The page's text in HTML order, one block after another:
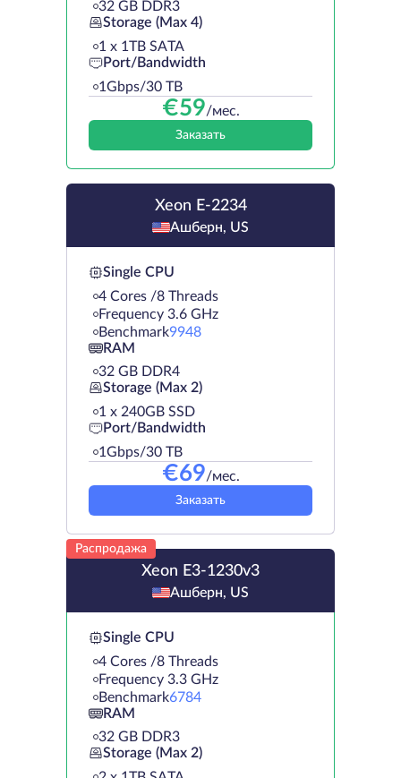
32 GB DDR3
Storage (Max 4)
1 х 1TB SATA
Port/Bandwidth
1Gbps/30 TB
€59/мес.
Заказать
Xeon E-2234
Ашберн, US
Single CPU
4 Cores /8 Threads
Frequency 3.6 GHz
Benchmark9948
RAM
32 GB DDR4
Storage (Max 2)
1 х 240GB SSD
Port/Bandwidth
1Gbps/30 TB
€69/мес.
Заказать
Распродажа
Xeon E3-1230v3
Ашберн, US
Single CPU
4 Cores /8 Threads
Frequency 3.3 GHz
Benchmark6784
RAM
32 GB DDR3
Storage (Max 2)